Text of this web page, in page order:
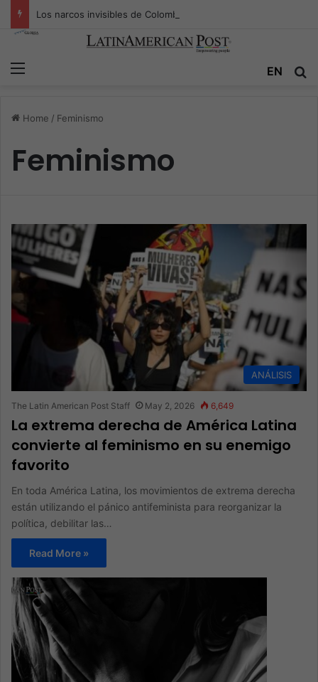
EN
Home / Feminismo
Feminismo
ANÁLISIS
The Latin American Post Staff May 2, 2026 6,649
La extrema derecha de América Latina
convierte al feminismo en su enemigo
favorito
En toda América Latina, los movimientos de extrema derecha
están utilizando el pánico antifeminista para reorganizar la
política, debilitar las…
Read More »